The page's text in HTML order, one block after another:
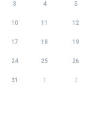
3 4 5
10 11 12
17 18 19
24 25 26
31 1 2